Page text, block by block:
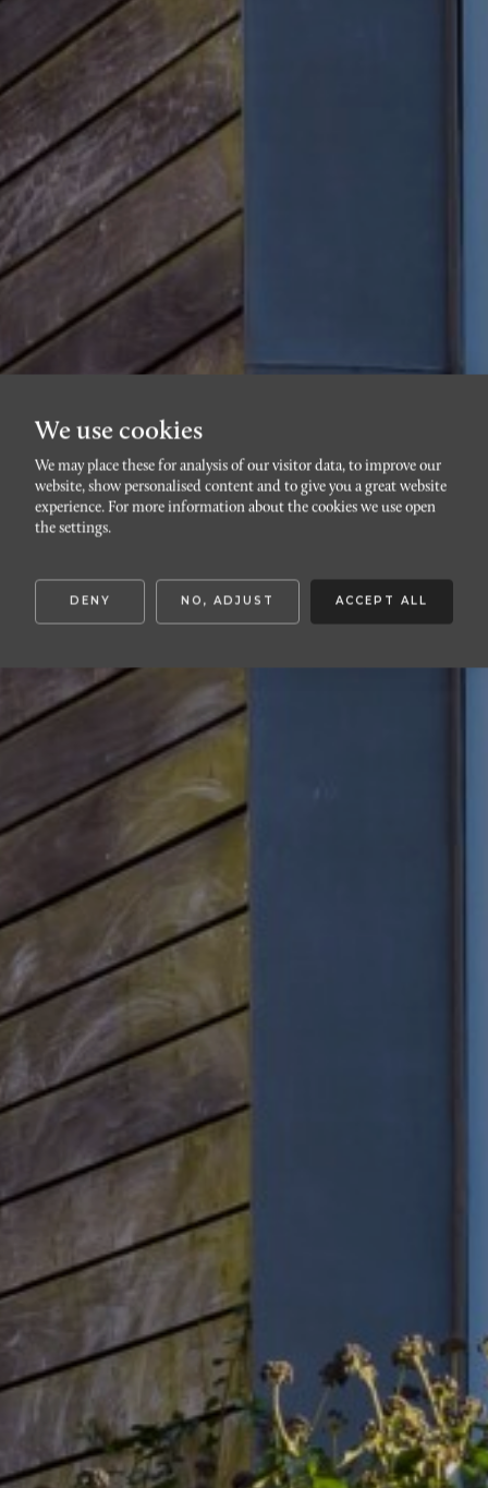
VÄSTRA HAMNEN
Salongsgatan 16D
We use cookies
We may place these for analysis of our visitor data, to improve our
website, show personalised content and to give you a great website
experience. For more information about the cookies we use open
the settings.
DENY NO, ADJUST ACCEPT ALL